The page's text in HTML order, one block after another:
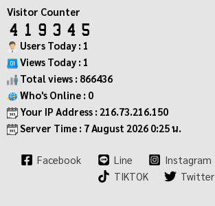
Visitor Counter
Users Today : 1
Views Today : 1
Total views : 866436
Who's Online : 0
Your IP Address : 216.73.216.150
Server Time : 7 August 2026 0:25 น.
Facebook Line Instagram
TIKTOK
Twitter